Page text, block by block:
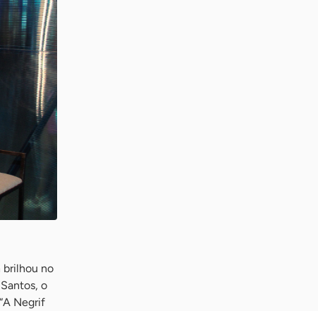
brilhou no
o
Negrif